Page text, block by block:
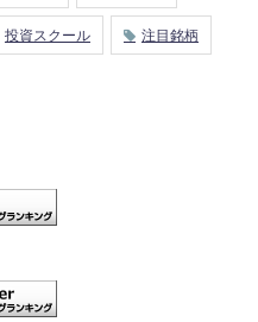
投資スクール 注目銘柄